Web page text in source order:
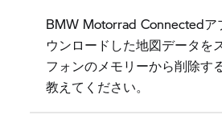
BMW Motorrad Connectedア
ウンロードした地図データを
フォンのメモリーから削除す
教えてください。